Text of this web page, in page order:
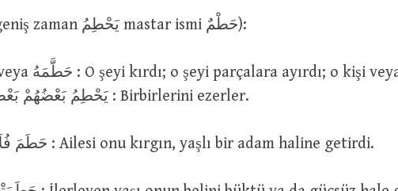
حَطَمَ (geniş zaman يَحْطِمُ mastar ismi حَطْمٌ):
ezdi. يَحْطِمُ بَعْضُهُمْ بَعْضًا : Birbirlerini ezerler.
حَطَمَ فُلَانًا اَهْلُهُ : Ailesi onu kırgın, yaşlı bir adam haline getirdi.